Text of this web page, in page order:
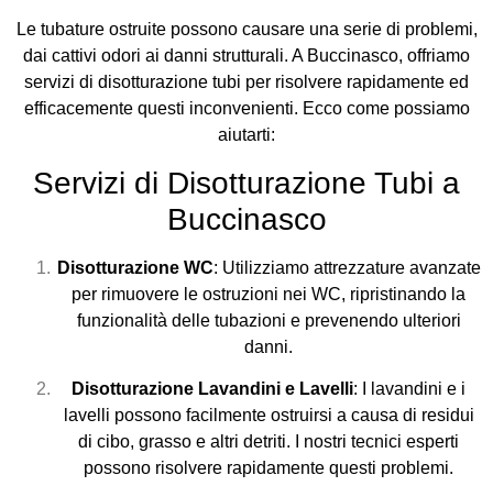
Le tubature ostruite possono causare una serie di problemi,
dai cattivi odori ai danni strutturali. A Buccinasco, offriamo
servizi di disotturazione tubi per risolvere rapidamente ed
efficacemente questi inconvenienti. Ecco come possiamo
aiutarti:
Servizi di Disotturazione Tubi a
Buccinasco
Disotturazione WC: Utilizziamo attrezzature avanzate
per rimuovere le ostruzioni nei WC, ripristinando la
funzionalità delle tubazioni e prevenendo ulteriori
danni.
Disotturazione Lavandini e Lavelli: I lavandini e i
lavelli possono facilmente ostruirsi a causa di residui
di cibo, grasso e altri detriti. I nostri tecnici esperti
possono risolvere rapidamente questi problemi.